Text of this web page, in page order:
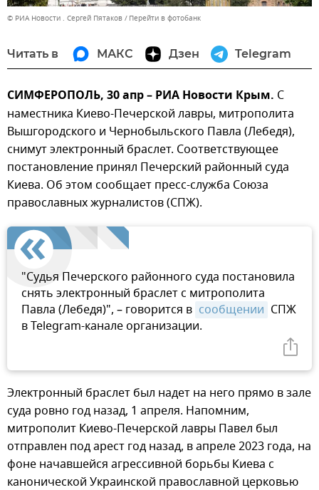
© РИА Новости . Сергей Пятаков Перейти в фотобанк
Читать в МАКС Дзен Telegram
СИМФЕРОПОЛЬ, 30 апр – РИА Новости Крым. С
наместника Киево-Печерской лавры, митрополита
Вышгородского и Чернобыльского Павла (Лебедя),
снимут электронный браслет. Соответствующее
постановление принял Печерский районный суда
Киева. Об этом сообщает пресс-служба Союза
православных журналистов (СПЖ).
"Судья Печерского районного суда постановила
снять электронный браслет с митрополита
Павла (Лебедя)", – говорится в сообщении СПЖ
в Telegram-канале организации.
Электронный браслет был надет на него прямо в зале
суда ровно год назад, 1 апреля. Напомним,
митрополит Киево-Печерской лавры Павел был
отправлен под арест год назад, в апреле 2023 года, на
фоне начавшейся агрессивной борьбы Киева с
канонической Украинской православной церковью